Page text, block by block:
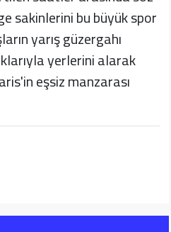
sakinlerini bu büyük spor
yarış güzergahı
yerlerini alarak
eşsiz manzarası